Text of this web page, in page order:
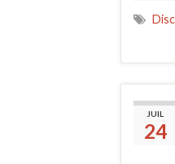
JUIL
24